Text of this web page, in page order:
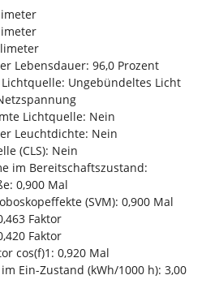
Lebensdauer: 96,0 Prozent
Ungebündeltes Licht
Lichtquelle: Nein
Leuchtdichte: Nein
(CLS): Nein
im Bereitschaftszustand:
0,900 Mal
(SVM): 0,900 Mal
Faktor
Faktor
cos(f)1: 0,920 Mal
Ein-Zustand (kWh/1000 h): 3,00